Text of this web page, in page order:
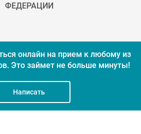
ФЕДЕРАЦИИ
онлайн на прием к любому из
Это займет не больше минуты!
Написать